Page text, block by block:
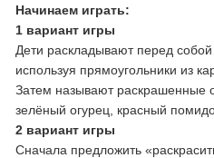
Начинаем играть:
1 вариант игры
Дети раскладывают перед
используя прямоугольники из
Затем называют раскрашенные
зелёный огурец, красный
2 вариант игры
Сначала предложить